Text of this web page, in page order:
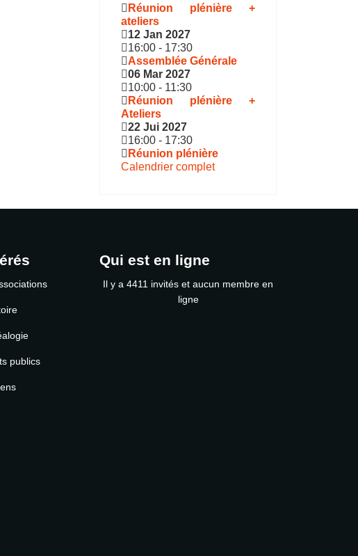
Réunion plénière +
ateliers
12 Jan 2027
16:00 - 17:30
Assemblée Générale
06 Mar 2027
10:00 - 11:30
Réunion plénière +
Ateliers
22 Jui 2027
16:00 - 17:30
Réunion plénière
Calendrier complet
publics
Qui est en ligne
Il y a 4411 invités et aucun membre en
ligne